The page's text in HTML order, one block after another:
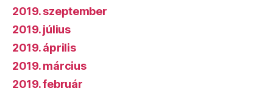
2019. szeptember
2019. július
2019. április
2019. március
2019. február